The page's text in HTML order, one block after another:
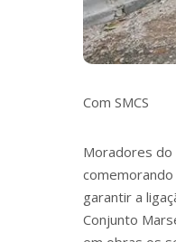
Com SMCS
Moradores do
garantir a
Conjunto